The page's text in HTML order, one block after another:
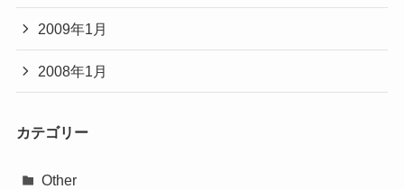
2009年1月
2008年1月
カテゴリー
Other